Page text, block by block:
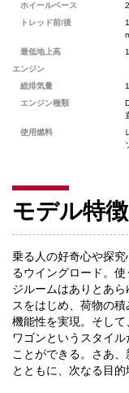
ホイールベース
トレッド前/後
最低地上高
エンジン
総排気量
エンジン種類
使用燃料
モデル特徴
乗る人の好奇心や探
るウイングロード。
ジルームはありとあ
スをはじめ、荷物の
機能性を実現。そして
ワゴンというスタイ
ことができる。さあ
とともに、次なる目的